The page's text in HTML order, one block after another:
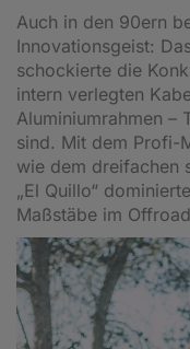
Auch in den 90ern
Innovationsgeist:
schockierte die
intern verlegten
Aluminiumrahmen –
sind. Mit dem Profi-
wie dem dreifachen
„El Quillo“
Maßstäbe im